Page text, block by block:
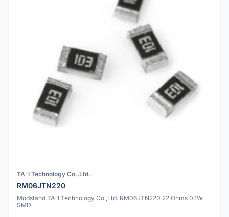
TA-I Technology Co.,Ltd.
RM06JTN220
Modstand TA-I Technology Co.,Ltd. RM06JTN220 22 Ohms 0.1W
SMD